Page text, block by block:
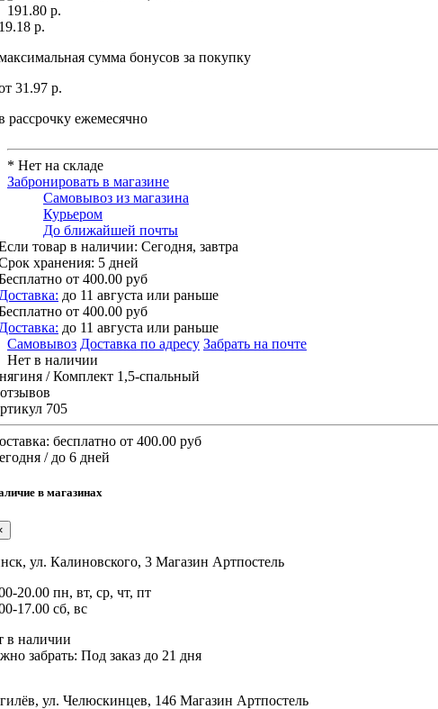
191.80 р.
р.
сумма бонусов за покупку
31.97 р.
рассрочку ежемесячно
* Нет на складе
Забронировать в магазине
Самовывоз из магазина
Курьером
До ближайшей почты
товар в наличии: Сегодня, завтра
хранения: 5 дней
от 400.00 руб
до 11 августа или раньше
от 400.00 руб
до 11 августа или раньше
Самовывоз Доставка по адресу Забрать на почте
Нет в наличии
/ Комплект 1,5-спальный
705
бесплатно от 400.00 руб
/ до 6 дней
в магазинах
ул. Калиновского, 3 Магазин Артпостель
20.00 пн, вт, ср, чт, пт
17.00 сб, вс
в наличии
забрать: Под заказ до 21 дня
ул. Челюскинцев, 146 Магазин Артпостель